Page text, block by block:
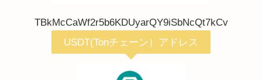
TBkMcCaWf2r5b6KDUyarQY9iSbNcQt7kCv
USDT(Tonチェーン）アドレス